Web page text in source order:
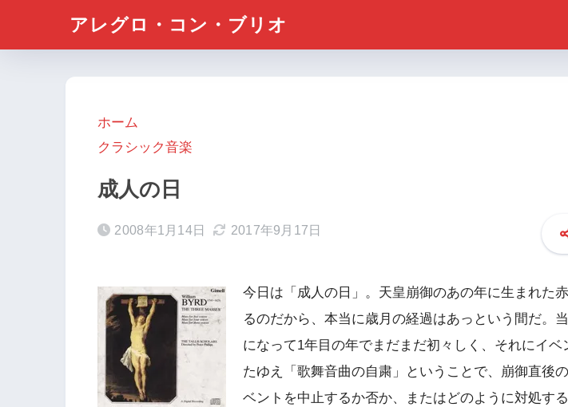
アレグロ・コン・ブリオ
ホーム
クラシック音楽
成人の日
2008年1月14日 2017年9月17日
今日は「成人の日」。天皇崩御のあの年に生まれた
るのだから、本当に歳月の経過はあっという間だ。
になって1年目の年でまだまだ初々しく、それにイベ
たゆえ「歌舞音曲の自粛」ということで、崩御直後
ベントを中止するか否か、またはどのように対処す